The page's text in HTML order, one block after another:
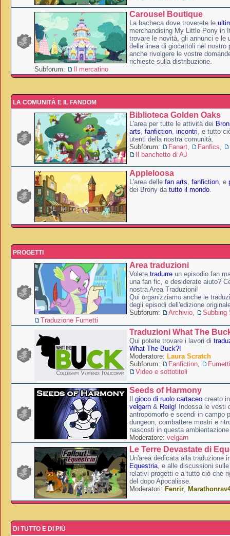
Carousel Boutique
La bacheca dove troverete le
merchandising My Little Pony in
trovare le novità, gli annunci e le
della linea di giocattoli nel nostro
anche rivolgere le vostre
richieste sulla distribuzione.
Subforum:
Il mercatino
LA COMUNITÀ E IL FANDOM
Biblioteca Golden Oaks
L'area per tutte le attività dei
arts, fanfiction, incontri, e tutto
utenti della nostra comunità.
Subforum:
Fanart, Fanfics,
Il banchetto di AJ
Appleloosa
L'area delle fan arts, fanfiction, e
dei Brony da tutto il mondo.
PROGETTI
Area traduzioni
Volete tradurre un episodio fan
una fan fic, e desiderate aiuto?
nostra Area Traduzioni!
Qui organizziamo anche le
degli episodi dell'edizione
Subforum:
Archivio,
Subbing
Traduzione Fumetti
Traduzioni What The
Qui potete trovare i lavori di
What The Buck?!
Moderatore: Laura Scratch
Subforum:
Fanfiction,
Fumetti
Video e sottotitoli
Seeds of Harmony
gioco di ruolo cartaceo creato
velgarn & Reilg! Indossa le vesti
antropomorfo e scendi in campo
dungeon, combattere mostri e
nascosti in questa
Moderatore: velgarn
Le Terre Devastate di
Un'area dedicata alla traduzione
Equestria, e alle discussioni
relativi progetti e a tutto ciò che
del dopo Apocalisse.
Moderatori: Fenrir,
DI TUTTO E DI PIÙ